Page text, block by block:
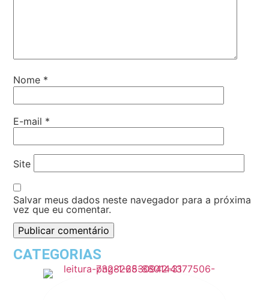
Nome *
E-mail *
Site
Salvar meus dados neste navegador para a próxima
vez que eu comentar.
CATEGORIAS